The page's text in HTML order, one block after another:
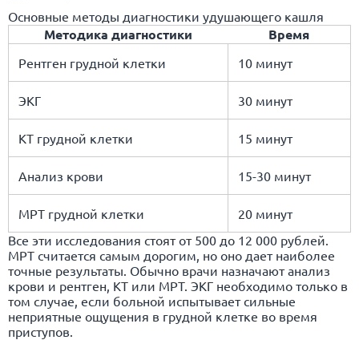
Основные методы диагностики удушающего кашля
Методика диагностики Время
Рентген грудной клетки 10 минут
ЭКГ 30 минут
КТ грудной клетки 15 минут
Анализ крови 15-30 минут
МРТ грудной клетки
20 минут
Все эти исследования стоят от 500 до 12 000 рублей.
МРТ считается самым дорогим, но оно дает наиболее
точные результаты. Обычно врачи назначают анализ
крови и рентген, КТ или МРТ. ЭКГ необходимо только в
том случае, если больной испытывает сильные
неприятные ощущения в грудной клетке во время
приступов.